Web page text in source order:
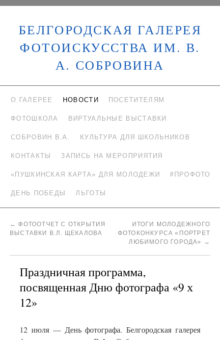
БЕЛГОРОДСКАЯ ГАЛЕРЕЯ
ФОТОИСКУССТВА ИМ. В.
А. СОБРОВИНА
О ГАЛЕРЕЕ НОВОСТИ ПОСЕТИТЕЛЯМ
ФОТОШКОЛА ВИРТУАЛЬНЫЕ ВЫСТАВКИ
СОБРОВИН В.А. КУЛЬТУРА ДЛЯ ШКОЛЬНИКОВ
КОНТАКТЫ ЗАПИСЬ НА МЕРОПРИЯТИЯ
«ПУШКИНСКАЯ КАРТА» ДЛЯ МОЛОДЕЖИ #ПРОФОТО
ДЕНЬ ПОБЕДЫ ЛЬГОТЫ
← ФОТООТЧЕТ С ОТКРЫТИЯ
ВЫСТАВКИ В.Л. ЩЕКАЛОВА
ИТОГИ МОЛОДЕЖНОГО
ФОТОКОНКУРСА «ПОРТРЕТ
ЛЮБИМОГО ГОРОДА»
→
Праздничная программа,
посвященная Дню фотографа «9 х
12»
12 июля — День фотографа. Белгородская галерея